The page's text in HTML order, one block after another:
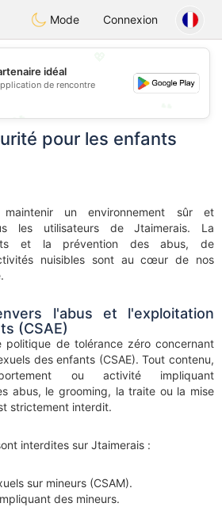
Taimerais
Mode Connexion
💕
idéal
de rencontre
pour les enfants
un environnement sûr et
les utilisateurs de Jtaimerais. La
et la prévention des abus, de
nuisibles sont au cœur de nos
l'abus et l'exploitation
(CSAE)
politique de tolérance zéro concernant
des enfants (CSAE). Tout contenu,
ou activité impliquant
abus, le grooming, la traite ou la mise
strictement interdit.
interdites sur Jtaimerais :
sur mineurs (CSAM).
des mineurs.